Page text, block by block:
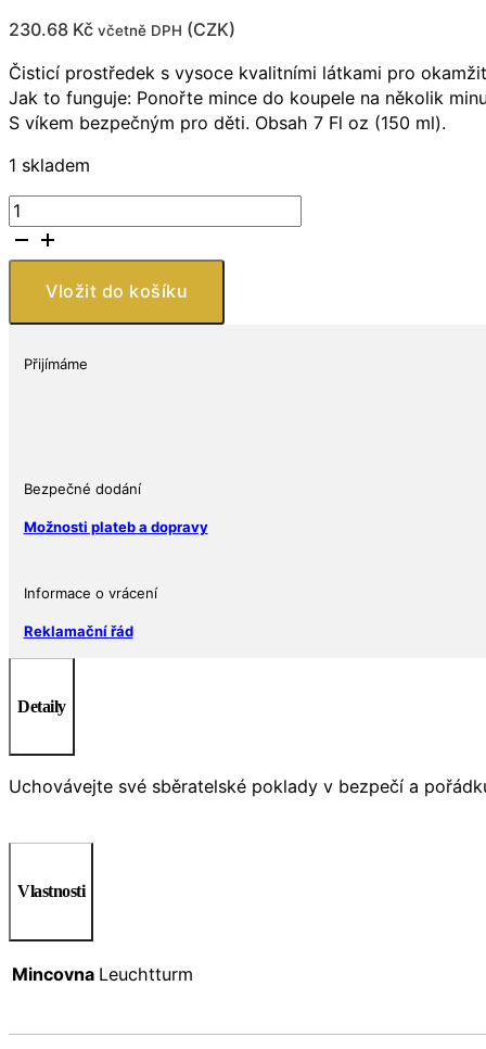
230.68 Kč včetně DPH (CZK)
Čisticí prostředek s vysoce kvalitními látkami pro
Jak to funguje: Ponořte mince do koupele na několik
S víkem bezpečným pro děti. Obsah 7 Fl oz (150 ml).
1 skladem
Leuchtturm
ČISTÍCÍ
PROSTŘEDEK
BIMETALOVÉ
MINCE
Vložit do košíku
Přijímáme
Bezpečné dodání
Možnosti plateb a dopravy
Informace o vrácení
Reklamační řád
Detaily
Uchovávejte své sběratelské poklady v bezpečí a
Vlastnosti
Mincovna Leuchtturm